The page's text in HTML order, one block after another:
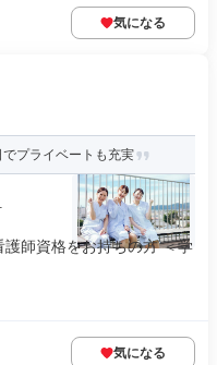
気になる
プライベートも充実
師資格をお持ちの方 ＜学
気になる